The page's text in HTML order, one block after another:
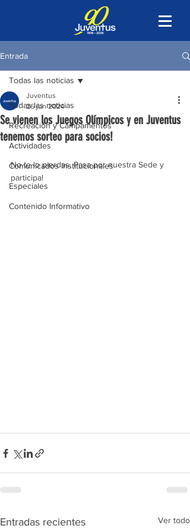
Entrada
Todas las noticias
Recreación y Campamentos
Actividades
Comunicados Institucionales
Especiales
Contenido Informativo
Todas las noticias
Se vienen los Juegos Olímpicos y en Juventus
tenemos sorteo para socios!
Juventus
26 jun 2024
No te lo pierdas. Pasa por nuestra Sede y
participa!
Entradas recientes Ver todo